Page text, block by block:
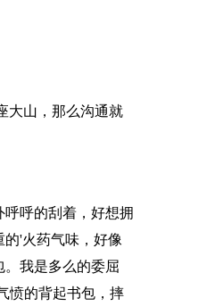
山，那么沟通就
呼的刮着，好想拥
'火药气味，好像
我是多么的委屈
愤的背起书包，摔